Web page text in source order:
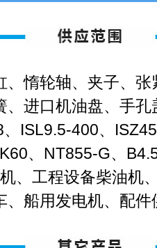
、惰轮轴、夹子、
、进口机油盘、手孔
ISL9.5-400、
、NT855-G、
、工程设备柴油机
、船用发电机、配